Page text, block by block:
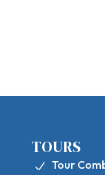
TOURS
Tour